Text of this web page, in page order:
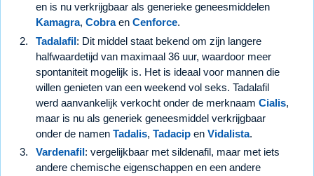
en is nu verkrijgbaar als generieke geneesmiddelen
Kamagra, Cobraen Cenforce.
Tadalafil: Dit middel staat bekend om zijn langere
halfwaardetijd van maximaal 36 uur, waardoor meer
spontaniteit mogelijk is. Het is ideaal voor mannen die
willen genieten van een weekend vol seks. Tadalafil
werd aanvankelijk verkocht onder de merknaam Cialis,
maar is nu als generiek geneesmiddel verkrijgbaar
onder de namen Tadalis, Tadacip en Vidalista.
Vardenafil: vergelijkbaar met sildenafil, maar met iets
andere chemische eigenschappen en een andere